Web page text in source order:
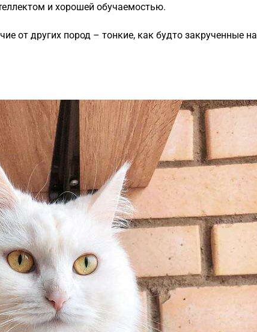
и хорошей обучаемостью.
от других пород – тонкие, как будто закрученные на